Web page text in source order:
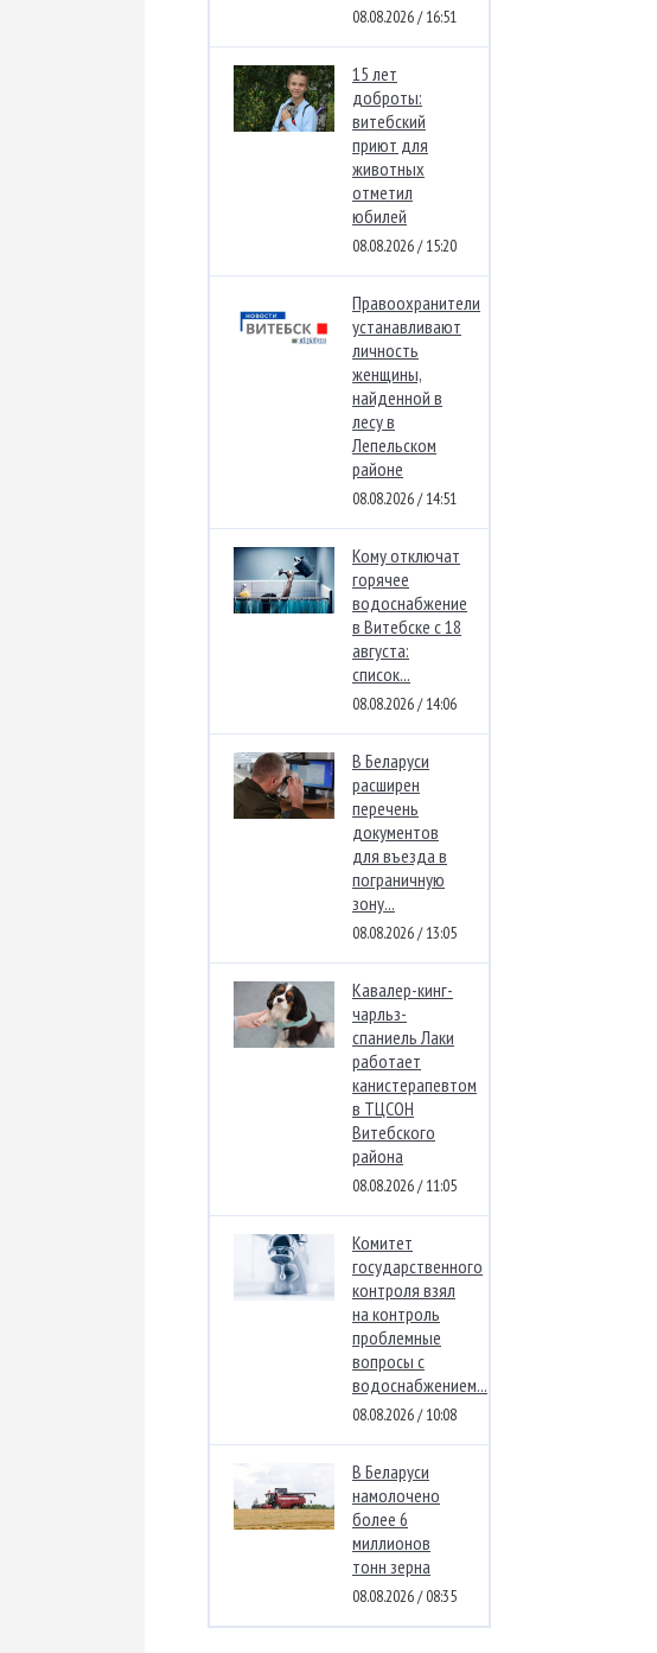
08.08.2026 / 16:51
15 лет
доброты:
витебский
приют для
животных
отметил
юбилей
08.08.2026 / 15:20
Правоохранители
устанавливают
личность
женщины,
найденной в
лесу в
Лепельском
районе
08.08.2026 / 14:51
Кому отключат
горячее
водоснабжение
в Витебске с 18
августа:
список...
08.08.2026 / 14:06
В Беларуси
расширен
перечень
документов
для въезда в
пограничную
зону...
08.08.2026 / 13:05
Кавалер-кинг-
чарльз-
спаниель Лаки
работает
канистерапевтом
в ТЦСОН
Витебского
района
08.08.2026 / 11:05
Комитет
государственного
контроля взял
на контроль
проблемные
вопросы с
водоснабжением...
08.08.2026 / 10:08
В Беларуси
намолочено
более 6
миллионов
тонн зерна
08.08.2026 / 08:35